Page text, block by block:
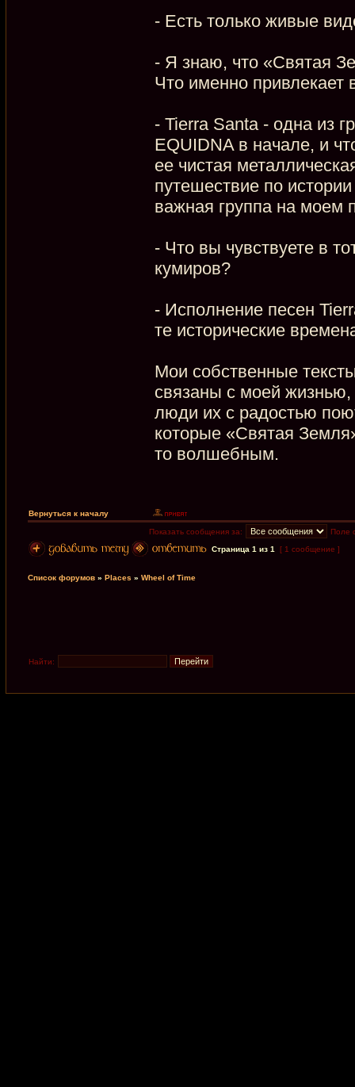
- Есть только живые
- Я знаю, что «Святая
Что именно привлекает
- Tierra Santa - одна из
EQUIDNA в начале, и
ее чистая
путешествие по
важная группа на моем
- Что вы чувствуете в
кумиров?
- Исполнение песен
те исторические
Мои собственные
связаны с моей жизнью,
люди их с радостью
которые «Святая
то волшебным.
Вернуться к началу
Показать сообщения за:
Поле
Страница 1 из 1 [ 1 сообщение ]
Список форумов » Places » Wheel of Time
Найти: